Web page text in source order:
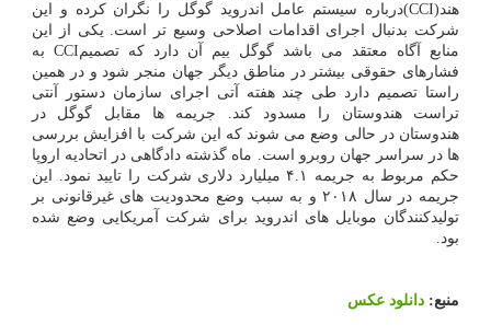
هند(CCI)درباره سیستم عامل اندروید گوگل را نگران کرده و این
شرکت بدنبال اجرای اقدامات اصلاحی وسیع تر است. یکی از این
منابع آگاه معتقد می باشد گوگل بیم آن دارد که تصمیمCCI به
فشارهای حقوقی بیشتر در مناطق دیگر جهان منجر شود و در همین
راستا تصمیم دارد طی چند هفته آتی اجرای سازمان دستور آنتی
تراست هندوستان را مسدود کند. جریمه ها مقابل گوگل در
هندوستان در حالی وضع می شوند که این شرکت با افزایش بررسی
ها در سراسر جهان روبرو است. ماه گذشته دادگاهی در اتحادیه اروپا
حکم مربوط به جریمه ۴.۱ میلیارد دلاری شرکت را تایید نمود. این
جریمه در سال ۲۰۱۸ و به سبب وضع محدودیت های غیرقانونی بر
تولیدکنندگان موبایل های اندروید برای شرکت آمریکایی وضع شده
بود.
منبع: دانلود عكس